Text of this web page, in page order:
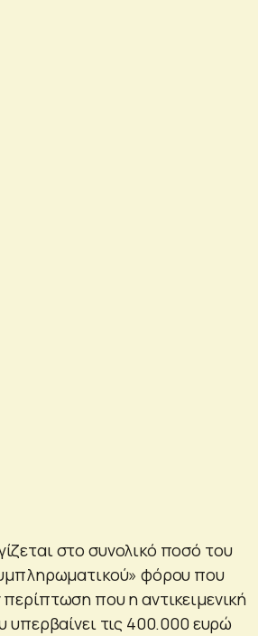
στο συνολικό ποσό του
φόρου που
που η αντικειμενική
υπερβαίνει τις 400.000 ευρώ